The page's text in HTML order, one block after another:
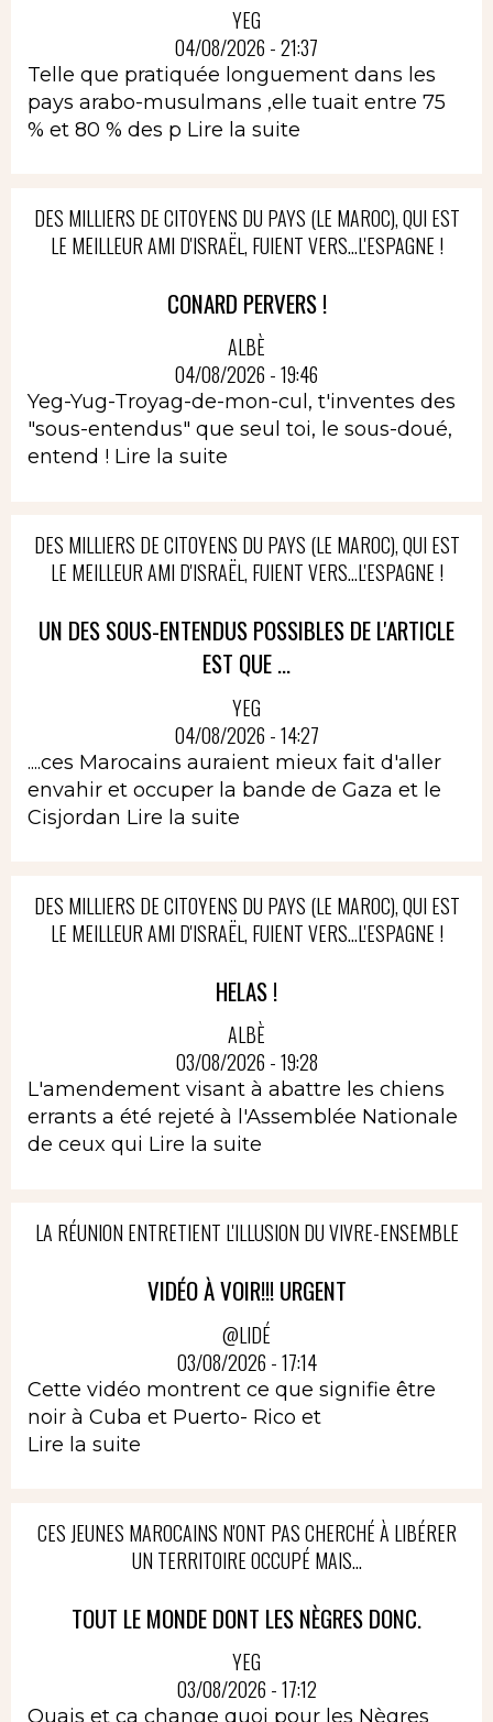
YEG
04/08/2026 - 21:37
Telle que pratiquée longuement dans les
pays arabo-musulmans ,elle tuait entre 75
% et 80 % des p Lire la suite
DES MILLIERS DE CITOYENS DU PAYS (LE MAROC), QUI EST
LE MEILLEUR AMI D'ISRAËL, FUIENT VERS...L'ESPAGNE !
CONARD PERVERS !
ALBÈ
04/08/2026 - 19:46
Yeg-Yug-Troyag-de-mon-cul, t'inventes des
"sous-entendus" que seul toi, le sous-doué,
entend ! Lire la suite
DES MILLIERS DE CITOYENS DU PAYS (LE MAROC), QUI EST
LE MEILLEUR AMI D'ISRAËL, FUIENT VERS...L'ESPAGNE !
UN DES SOUS-ENTENDUS POSSIBLES DE L'ARTICLE
EST QUE ...
YEG
04/08/2026 - 14:27
....ces Marocains auraient mieux fait d'aller
envahir et occuper la bande de Gaza et le
Cisjordan Lire la suite
DES MILLIERS DE CITOYENS DU PAYS (LE MAROC), QUI EST
LE MEILLEUR AMI D'ISRAËL, FUIENT VERS...L'ESPAGNE !
HELAS !
ALBÈ
03/08/2026 - 19:28
L'amendement visant à abattre les chiens
errants a été rejeté à l'Assemblée Nationale
de ceux qui Lire la suite
LA RÉUNION ENTRETIENT L'ILLUSION DU VIVRE-ENSEMBLE
VIDÉO À VOIR!!! URGENT
@LIDÉ
03/08/2026 - 17:14
Cette vidéo montrent ce que signifie être
noir à Cuba et Puerto- Rico et
Lire la suite
CES JEUNES MAROCAINS N'ONT PAS CHERCHÉ À LIBÉRER
UN TERRITOIRE OCCUPÉ MAIS...
TOUT LE MONDE DONT LES NÈGRES DONC.
YEG
03/08/2026 - 17:12
Ouais et ça change quoi pour les Nègres